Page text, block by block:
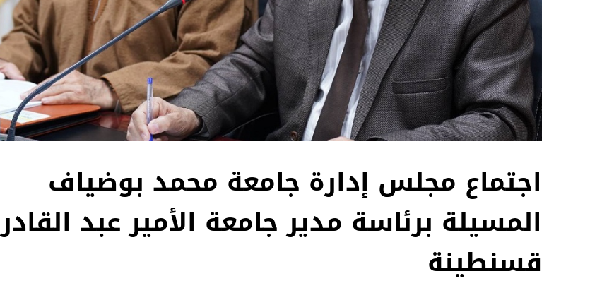
اجتماع مجلس إدارة جامعة محمد بوضياف
المسيلة برئاسة مدير جامعة الأمير عبد القادر
قسنطينة